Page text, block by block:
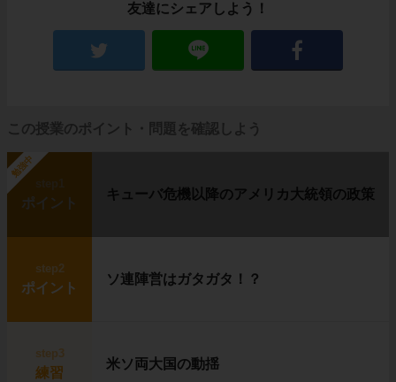
友達にシェアしよう！
この授業のポイント・問題を確認しよう
勉強中
ポイント
キューバ危機以降のアメリカ大統領の政策
step2
ポイント
ソ連陣営はガタガタ！？
step3
練習
米ソ両大国の動揺